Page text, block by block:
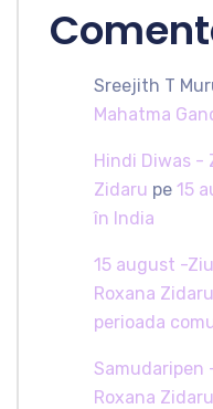
Sreejith T
Mahatma
Hindi Diwas -
Zidaru pe 15
în India
15 august -
Roxana Zidaru
perioada
Samudaripen
Roxana Zidaru